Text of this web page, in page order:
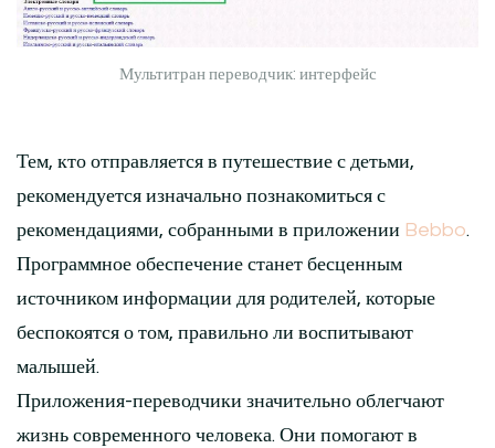
Мультитран переводчик: интерфейс
Тем, кто отправляется в путешествие с детьми,
рекомендуется изначально познакомиться с
рекомендациями, собранными в приложении Bebbo.
Программное обеспечение станет бесценным
источником информации для родителей, которые
беспокоятся о том, правильно ли воспитывают
малышей.
Приложения-переводчики значительно облегчают
жизнь современного человека. Они помогают в